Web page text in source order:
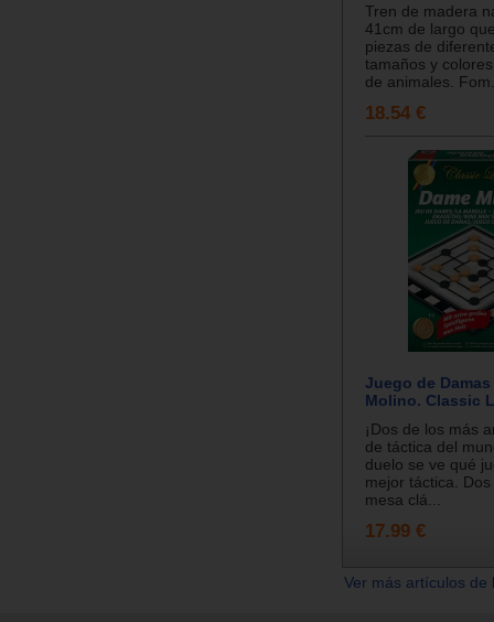
Tren de madera
41cm de largo
piezas de
tamaños y
de animales.
18.54 €
Juego de
Molino. Classic
¡Dos de los más
de táctica del
duelo se ve qué
mejor táctica.
mesa clá...
17.99 €
Ver más artículos